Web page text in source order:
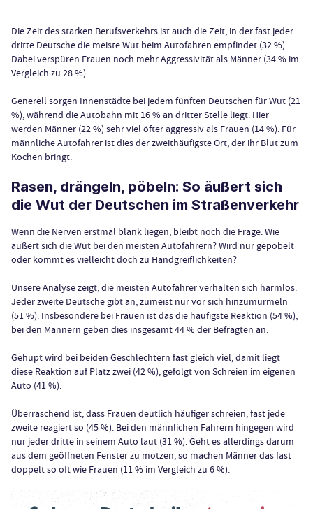
Die Zeit des starken Berufsverkehrs ist auch die Zeit, in der fast jeder
dritte Deutsche die meiste Wut beim Autofahren empfindet (32 %).
Dabei verspüren Frauen noch mehr Aggressivität als Männer (34 % im
Vergleich zu 28 %).
Generell sorgen Innenstädte bei jedem fünften Deutschen für Wut (21
%), während die Autobahn mit 16 % an dritter Stelle liegt. Hier
werden Männer (22 %) sehr viel öfter aggressiv als Frauen (14 %). Für
männliche Autofahrer ist dies der zweithäufigste Ort, der ihr Blut zum
Kochen bringt.
Rasen, drängeln, pöbeln: So äußert sich
die Wut der Deutschen im Straßenverkehr
Wenn die Nerven erstmal blank liegen, bleibt noch die Frage: Wie
äußert sich die Wut bei den meisten Autofahrern? Wird nur gepöbelt
oder kommt es vielleicht doch zu Handgreiflichkeiten?
Unsere Analyse zeigt, die meisten Autofahrer verhalten sich harmlos.
Jeder zweite Deutsche gibt an, zumeist nur vor sich hinzumurmeln
(51 %). Insbesondere bei Frauen ist das die häufigste Reaktion (54 %),
bei den Männern geben dies insgesamt 44 % der Befragten an.
Gehupt wird bei beiden Geschlechtern fast gleich viel, damit liegt
diese Reaktion auf Platz zwei (42 %), gefolgt von Schreien im eigenen
Auto (41 %).
Überraschend ist, dass Frauen deutlich häufiger schreien, fast jede
zweite reagiert so (45 %). Bei den männlichen Fahrern hingegen wird
nur jeder dritte in seinem Auto laut (31 %). Geht es allerdings darum
aus dem geöffneten Fenster zu motzen, so machen Männer das fast
doppelt so oft wie Frauen (11 % im Vergleich zu 6 %).